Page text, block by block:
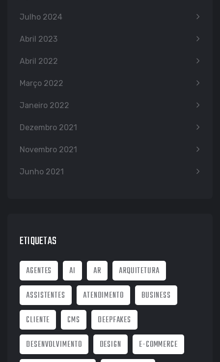
Julho 2024
Abril 2023
Abril 2022
Março 2022
Janeiro 2022
Dezembro 2021
Novembro 2021
Junho 2021
ETIQUETAS
AGENTES AI AR
ARQUITETURA
ASSISTENTES
ATENDIMENTO
BUSINESS
CLIENTE
CMS
DEEPFAKES
DESENVOLVIMENTO
DESIGN
E-COMMERCE